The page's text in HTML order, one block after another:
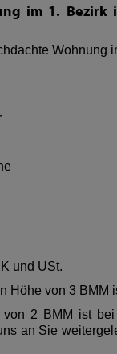
im 1. Bezirk
Wohnung
und USt.
Höhe von 3 BMM
2 BMM ist bei
an Sie